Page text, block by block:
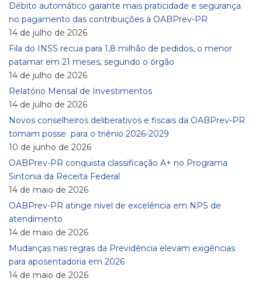
Débito automático garante mais praticidade e segurança
no pagamento das contribuições à OABPrev-PR
14 de julho de 2026
Fila do INSS recua para 1,8 milhão de pedidos, o menor
patamar em 21 meses, segundo o órgão
14 de julho de 2026
Relatório Mensal de Investimentos
14 de julho de 2026
Novos conselheiros deliberativos e fiscais da OABPrev-PR
tomam posse para o triênio 2026-2029
10 de junho de 2026
OABPrev-PR conquista classificação A+ no Programa
Sintonia da Receita Federal
14 de maio de 2026
OABPrev-PR atinge nível de excelência em NPS de
atendimento
14 de maio de 2026
Mudanças nas regras da Previdência elevam exigências
para aposentadoria em 2026
14 de maio de 2026